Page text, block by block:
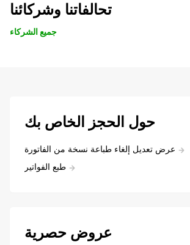
تحالفاتنا وشركائنا
جميع الشركاء
حول الحجز الخاص بك
عرض تعديل إلغاء طباعة نسخة من الفاتورة
طبع الفواتير
عروض حصرية